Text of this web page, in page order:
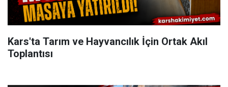
Kars'ta Tarım ve Hayvancılık İçin Ortak Akıl
Toplantısı